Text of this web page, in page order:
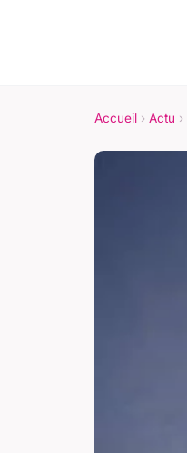
Accueil › Actu ›